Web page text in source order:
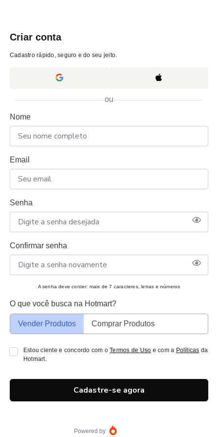
Criar conta
Cadastro rápido, seguro e do seu jeito.
ou
Nome
Email
Senha
Confirmar senha
A senha deve conter: mais de 7 caracteres, letras e números
O que você busca na Hotmart?
Vender Produtos Comprar Produtos
Estou ciente e concordo com oTermos de Uso e com a Políticas da
Hotmart.
Cadastre-se agora
Powered by